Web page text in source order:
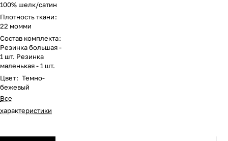
100% шелк/сатин
Плотность ткани:
22 момми
Состав комплекта:
Резинка большая -
1 шт. Резинка
маленькая - 1 шт.
Цвет: Темно-
бежевый
Все
характеристики